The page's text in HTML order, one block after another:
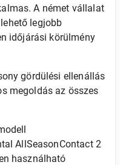
A német vállalat
legjobb
időjárási körülmény
gördülési ellenállás
megoldás az összes
AllSeasonContact 2
használható